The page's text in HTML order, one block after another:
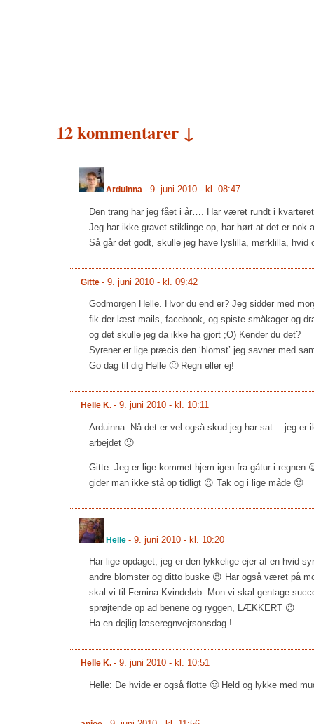
12 kommentarer ↓
Arduinna - 9. juni 2010 - kl. 08:47
Den trang har jeg fået i år…. Har været rundt i
Jeg har ikke gravet stiklinge op, har hørt at det er
Så går det godt, skulle jeg have lyslilla, mørklilla,
Gitte - 9. juni 2010 - kl. 09:42
Godmorgen Helle. Hvor du end er? Jeg sidder med
fik der læst mails, facebook, og spiste småkager og
og det skulle jeg da ikke ha gjort ;O) Kender du det?
Syrener er lige præcis den ‘blomst’ jeg savner med
Go dag til dig Helle 🙂 Regn eller ej!
Helle K. - 9. juni 2010 - kl. 10:11
Arduinna: Nå det er vel også skud jeg har sat… jeg er
arbejdet 🙂
Gitte: Jeg er lige kommet hjem igen fra gåtur i regnen
gider man ikke stå op tidligt 😉 Tak og i lige måde 🙂
Helle - 9. juni 2010 - kl. 10:20
Har lige opdaget, jeg er den lykkelige ejer af en hvid
andre blomster og ditto buske 😉 Har også været på
skal vi til Femina Kvindeløb. Mon vi skal gentage
sprøjtende op ad benene og ryggen, LÆKKERT 😉
Ha en dejlig læseregnvejrsonsdag !
Helle K. - 9. juni 2010 - kl. 10:51
Helle: De hvide er også flotte 🙂 Held og lykke med